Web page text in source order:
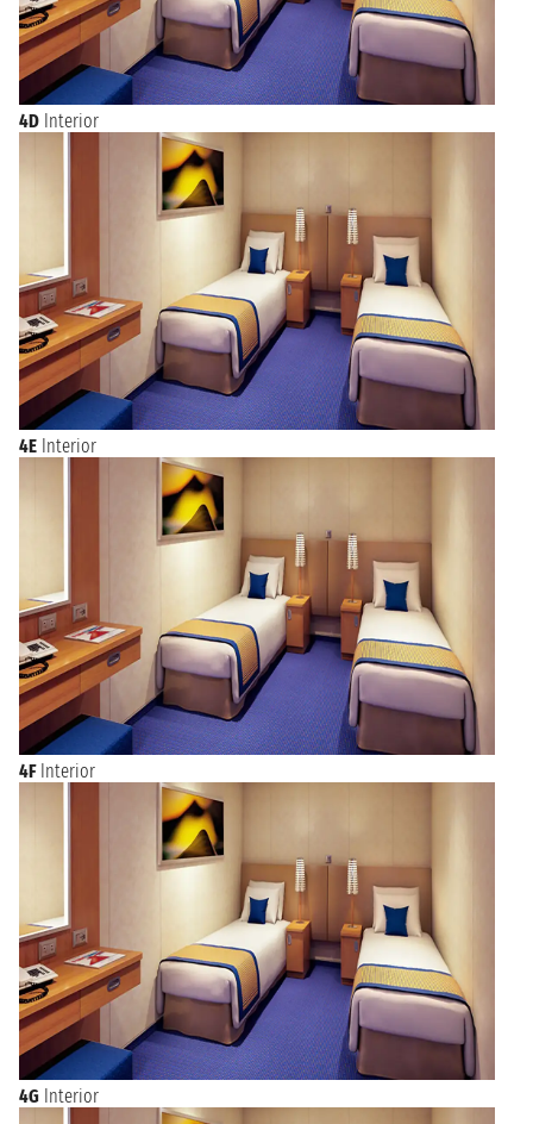
4D Interior
4E Interior
4F Interior
4G Interior